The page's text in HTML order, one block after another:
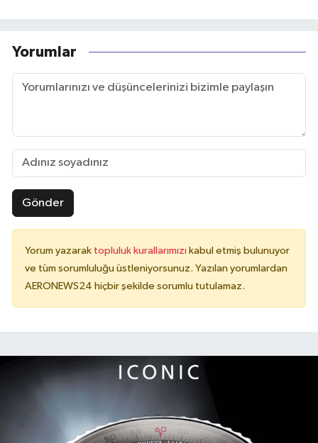
Yorumlar
Gönder
Yorum yazarak topluluk kurallarımızı kabul etmiş bulunuyor
ve tüm sorumluluğu üstleniyorsunuz. Yazılan yorumlardan
AERONEWS24 hiçbir şekilde sorumlu tutulamaz.